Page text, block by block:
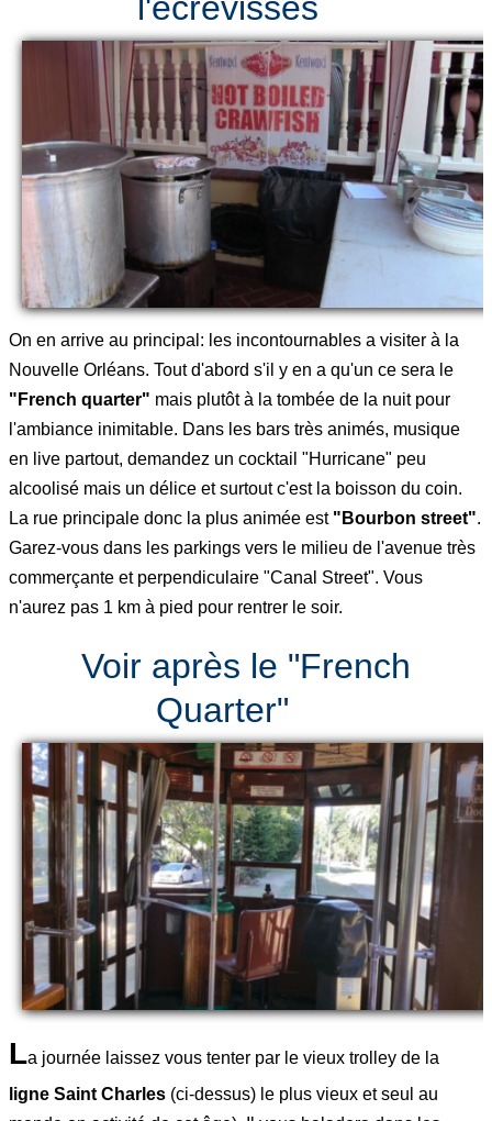
On en arrive au principal: les incontournables a visiter à la
Nouvelle Orléans. Tout d'abord s'il y en a qu'un ce sera le
"French quarter" mais plutôt à la tombée de la nuit pour
l'ambiance inimitable. Dans les bars très animés, musique
en live partout, demandez un cocktail "Hurricane" peu
alcoolisé mais un délice et surtout c'est la boisson du coin.
La rue principale donc la plus animée est "Bourbon street".
Garez-vous dans les parkings vers le milieu de l'avenue très
commerçante et perpendiculaire "Canal Street". Vous
n'aurez pas 1 km à pied pour rentrer le soir.
Voir après le "French
Quarter"
La journée laissez vous tenter par le vieux trolley de la
ligne Saint Charles (ci-dessus) le plus vieux et seul au